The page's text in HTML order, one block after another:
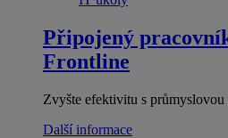
Připojený
Frontline
Zvyšte efektivitu s průmyslovou
Další informace